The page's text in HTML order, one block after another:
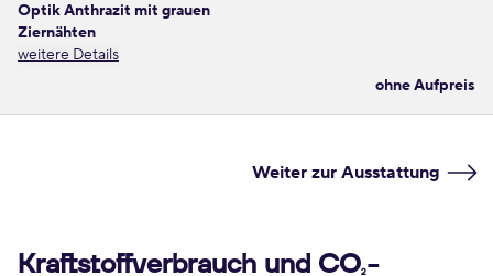
Optik Anthrazit mit grauen
Ziernähten
weitere Details
ohne Aufpreis
Weiter zur Ausstattung
Kraftstoffverbrauch und CO2-